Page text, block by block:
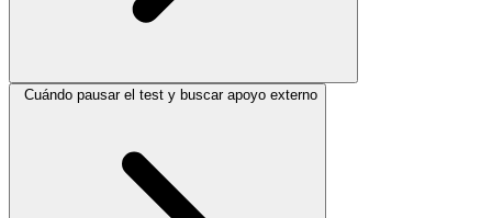
Cuándo pausar el test y buscar apoyo externo